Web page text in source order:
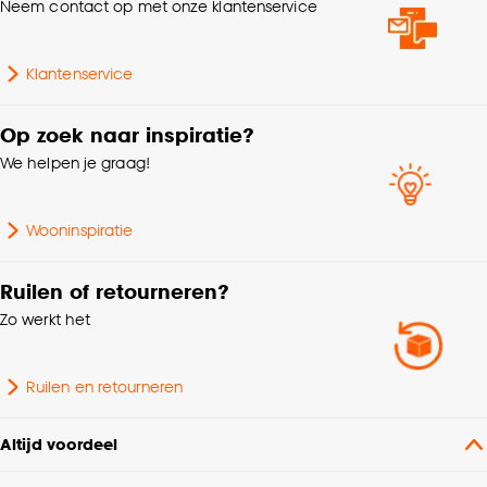
Neem contact op met onze klantenservice
Klantenservice
Op zoek naar inspiratie?
We helpen je graag!
Wooninspiratie
Ruilen of retourneren?
Zo werkt het
Ruilen en retourneren
Altijd voordeel